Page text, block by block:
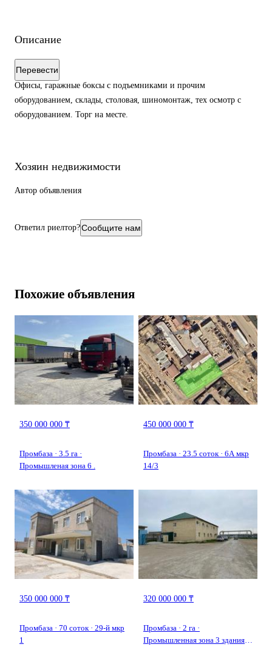
Описание
Перевести
Офисы, гаражные боксы с подъемниками и прочим
оборудованием, склады, столовая, шиномонтаж, тех осмотр с
оборудованием. Торг на месте.
Хозяин недвижимости
Автор объявления
Ответил риелтор?Сообщите нам
Похожие объявления
350 000 000 ₸
Промбаза · 3.5 га ·
Промышленая зона 6 .
450 000 000 ₸
Промбаза · 23.5 соток · 6А мкр
14/3
350 000 000 ₸
Промбаза · 70 соток · 29-й мкр
1
320 000 000 ₸
Промбаза · 2 га ·
Промышленная зона 3 здания